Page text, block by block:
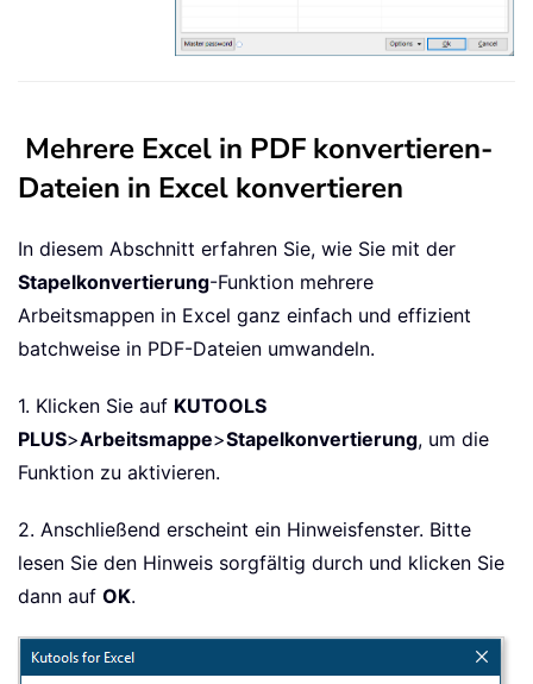
Mehrere Excel in PDF konvertieren-
Dateien in Excel konvertieren
In diesem Abschnitt erfahren Sie, wie Sie mit der
Stapelkonvertierung-Funktion mehrere
Arbeitsmappen in Excel ganz einfach und effizient
batchweise in PDF-Dateien umwandeln.
1. Klicken Sie auf KUTOOLS
PLUS>Arbeitsmappe>Stapelkonvertierung, um die
Funktion zu aktivieren.
2. Anschließend erscheint ein Hinweisfenster. Bitte
lesen Sie den Hinweis sorgfältig durch und klicken Sie
dann auf OK.